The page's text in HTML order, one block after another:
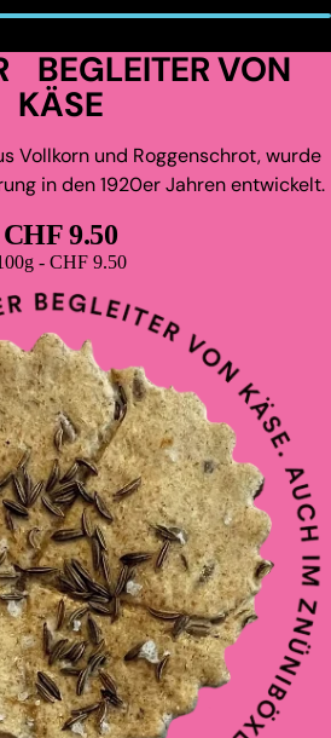
BEGLEITER VON
KÄSE
Vollkorn und Roggenschrot, wurde
in den 1920er Jahren entwickelt.
CHF 9.50
- CHF 9.50